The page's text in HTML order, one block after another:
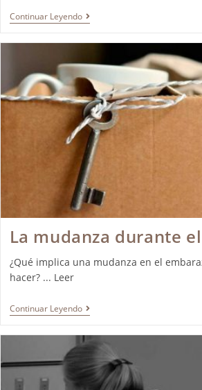
Continuar Leyendo
La mudanza durante
¿Qué implica una mudanza en el
hacer? ... Leer
Continuar Leyendo